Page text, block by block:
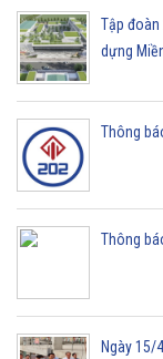
Tập
dựng
Thông
Thông
Ngày 15/